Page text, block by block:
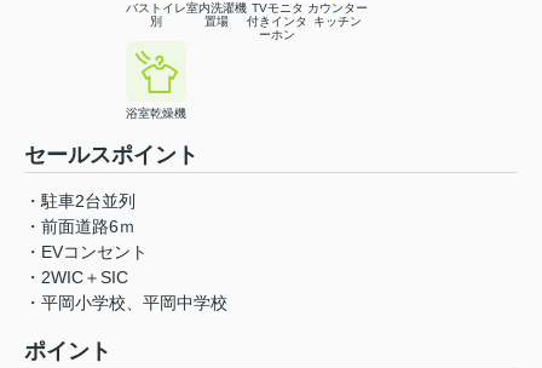
バストイレ
別
室内洗濯機
置場
TVモニタ
付きインタ
ーホン
カウンター
キッチン
浴室乾燥機
セールスポイント
・駐車2台並列
・前面道路6ｍ
・EVコンセント
・2WIC＋SIC
・平岡小学校、平岡中学校
ポイント